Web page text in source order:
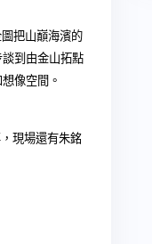
把山巔海濱的
到由金山拓點
像空間。
現場還有朱銘